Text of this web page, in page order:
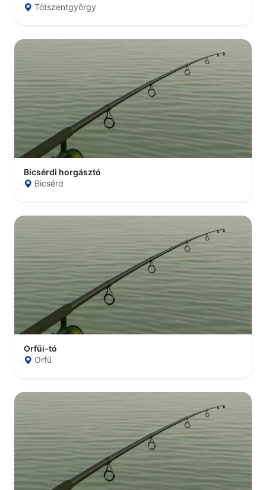
Tótszentgyörgy
Bicsérdi horgásztó
Bicsérd
Orfűi-tó
Orfű